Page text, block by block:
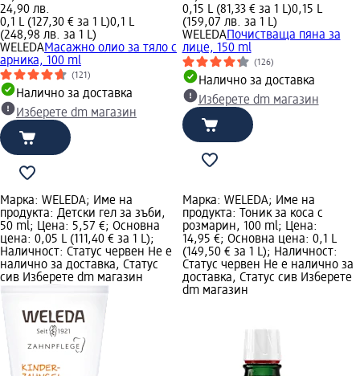
24,90 лв.
0,1 L (127,30 € за 1 L)0,1 L
(248,98 лв. за 1 L)
WELEDAМасажно олио за тяло с
арника, 100 ml
(121)
Налично за доставка
Изберете dm магазин
0,15 L (81,33 € за 1 L)0,15 L
(159,07 лв. за 1 L)
WELEDAПочистваща пяна за
лице, 150 ml
(126)
Налично за доставка
Изберете dm магазин
Марка: WELEDA; Име на
продукта: Детски гел за зъби,
50 ml; Цена: 5,57 €; Основна
цена: 0,05 L (111,40 € за 1 L);
Наличност: Статус червен Не е
налично за доставка, Статус
сив Изберете dm магазин
Марка: WELEDA; Име на
продукта: Тоник за коса с
розмарин, 100 ml; Цена:
14,95 €; Основна цена: 0,1 L
(149,50 € за 1 L); Наличност:
Статус червен Не е налично за
доставка, Статус сив Изберете
dm магазин